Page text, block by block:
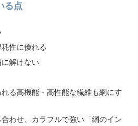
る点
性に優れる
解けない
る高機能・高性能な繊維も網にす
わせ、カラフルで強い「網のイン